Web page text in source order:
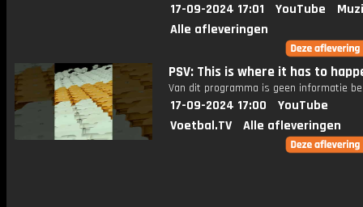
17-09-2024 17:01 YouTube
Alle afleveringen
PSV: This is where it has to
Van dit programma is geen informatie
17-09-2024 17:00
YouTube
Voetbal.TV
Alle afleveringen